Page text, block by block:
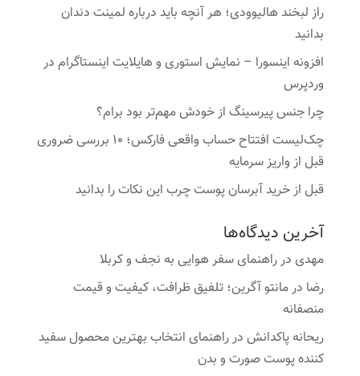
راز لبخند هالیوودی؛ هر آنچه باید درباره لمینت دندان
بدانید
افزونه اینسورا – نمایش استوری و هایلایت اینستاگرام در
وردپرس
چرا جنس پیرسینگ از خودش مهم‌تر بود برام؟
چک‌لیست افتتاح حساب واقعی فارکس؛ ۱۰ بررسی ضروری
قبل از واریز سرمایه
قبل از خرید آبرسان پوست چرب این نکات را بدانید
آخرین دیدگاه‌ها
مهدیدرراهنمای سفر هوایی به نجف و کربلا
رضا درمانتو آگرین؛ تلفیق ظرافت، کیفیت و قیمت
منصفانه
ریحانه پاکدانشدرراهنمای انتخاب بهترین محصول سفید
کننده پوست صورت و بدن